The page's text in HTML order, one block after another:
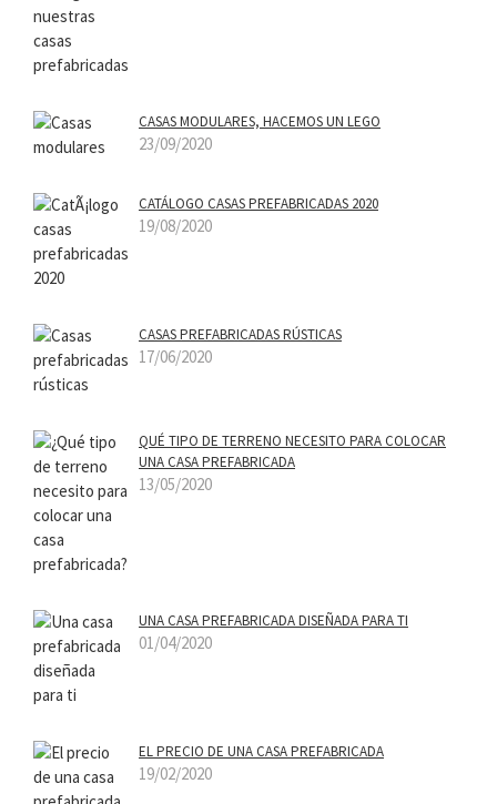
CASAS MODULARES, HACEMOS UN LEGO
23/09/2020
CATÁLOGO CASAS PREFABRICADAS 2020
19/08/2020
CASAS PREFABRICADAS RÚSTICAS
17/06/2020
QUÉ TIPO DE TERRENO NECESITO PARA COLOCAR
UNA CASA PREFABRICADA
13/05/2020
UNA CASA PREFABRICADA DISEÑADA PARA TI
01/04/2020
EL PRECIO DE UNA CASA PREFABRICADA
19/02/2020